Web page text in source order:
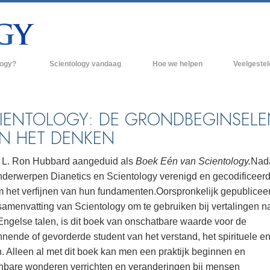
over
scientoloog
van Scientology
Scientology vandaag
Hogere Organisaties
Freewinds
Scientology beschikbaar maken voor de
hele wereld
David Miscavige - Kerkelijk Leider van
Scientology
Hoe we helpen
DE
HET DENKEN
L. Ron Hubbard aangeduid als Boek Eén van Scientology.
Dianetics en Scientology verenigd en
het verfijnen van hun fundamenten.Oorspronkelijk
van Scientology om te gebruiken bij vertalingen
talen, is dit boek van onschatbare waarde voor de
of gevorderde student van het verstand, het spirituele
Alleen al met dit boek kan men een praktijk beginnen en
wonderen verrichten en veranderingen bij mensen